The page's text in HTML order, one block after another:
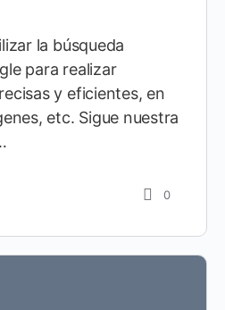
la búsqueda
para realizar
y eficientes, en
etc. Sigue nuestra
0